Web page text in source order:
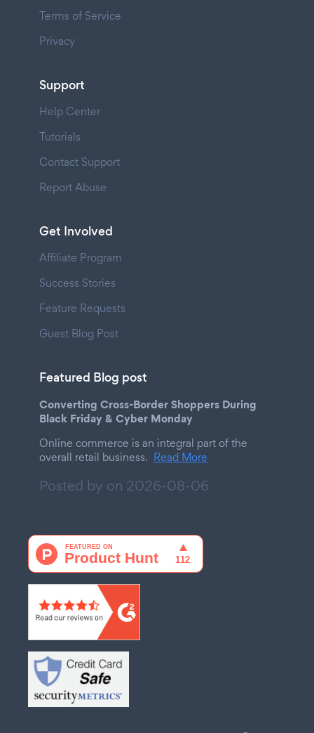
Terms of Service
Privacy
Support
Help Center
Tutorials
Contact Support
Report Abuse
Get Involved
Affiliate Program
Success Stories
Feature Requests
Guest Blog Post
Featured Blog post
Converting Cross-Border Shoppers During
Black Friday & Cyber Monday
Online commerce is an integral part of the
overall retail business. Read More
Posted by on 2026-08-06